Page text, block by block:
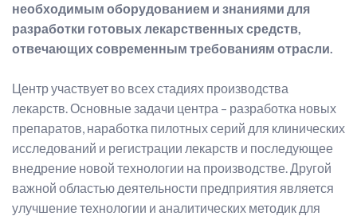
необходимым оборудованием и знаниями для
разработки готовых лекарственных средств,
отвечающих современным требованиям отрасли.
Центр участвует во всех стадиях производства
лекарств. Основные задачи центра – разработка новых
препаратов, наработка пилотных серий для клинических
исследований и регистрации лекарств и последующее
внедрение новой технологии на производстве. Другой
важной областью деятельности предприятия является
улучшение технологии и аналитических методик для